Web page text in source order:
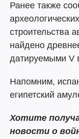
Ранее также
строительства
найдено
датируемыми V
Напомним,
египетский
Хотите
новости о